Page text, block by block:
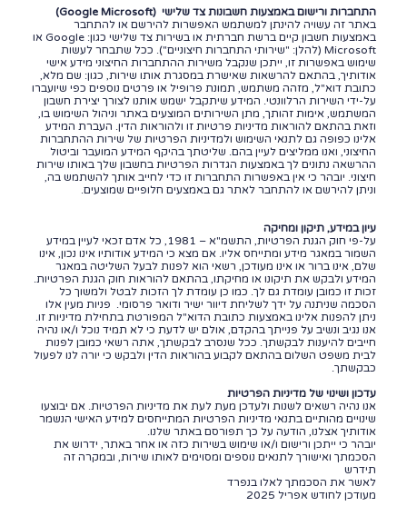
התחברות ורישום באמצעות חשבונות צד שלישי (Google Microsoft)
באתר זה עשויה להינתן למשתמש האפשרות להירשם או להתחבר
באמצעות חשבון קיים ברשת חברתית או בשירות צד שלישי כגון: Google או
Microsoft (להלן: "שירותי התחברות חיצוניים"). ככל שתבחר לעשות
שימוש באפשרות זו, ייתכן שנקבל משירות ההתחברות החיצוני מידע אישי
אודותיך, בהתאם להרשאות שאישרת במסגרת אותו שירות, כגון: שם מלא,
כתובת דוא"ל, מזהה משתמש, תמונת פרופיל או פרטים נוספים כפי שיועברו
על-ידי השירות הרלוונטי. המידע שיתקבל ישמש אותנו לצורך יצירת חשבון
המשתמש, אימות זהותך, מתן השירותים המוצעים באתר וניהול השימוש בו,
וזאת בהתאם להוראות מדיניות פרטיות זו ולהוראות הדין. העברת המידע
אלינו כפופה גם לתנאי השימוש ולמדיניות הפרטיות של שירות ההתחברות
החיצוני, ואנו ממליצים לעיין בהם. שליטתך בהיקף המידע המועבר וביטול
ההרשאה נתונים לך באמצעות הגדרות הפרטיות בחשבון שלך באותו שירות
חיצוני. יובהר כי אין באפשרות התחברות זו כדי לחייב אותך להשתמש בה,
וניתן להירשם או להתחבר לאתר גם באמצעים חלופיים שמוצעים.
עיון במידע, תיקון ומחיקה
על-פי חוק הגנת הפרטיות, התשמ"א – 1981, כל אדם זכאי לעיין במידע
השמור במאגר מידע ומתייחס אליו. אם מצא כי המידע אודותיו אינו נכון, אינו
שלם, אינו ברור או אינו מעודכן, רשאי הוא לפנות לבעל השליטה במאגר
המידע ולבקש את תיקונו או מחיקתו, בהתאם להוראות חוק הגנת הפרטיות.
זכות זו כמובן עומדת גם לך. כמו כן עומדת לך הזכות לבטל ולמשוך כל
הסכמה שניתנה על ידך לשליחת דיוור ישיר ודואר פרסומי. פניות מעין אלו
ניתן להפנות אלינו באמצעות כתובת הדוא"ל המפורטת בתחילת מדיניות זו.
אנו נגיב ונשיב על פנייתך בהקדם, אולם יש לדעת כי לא תמיד נוכל ו/או נהיה
חייבים להיענות לבקשתך. ככל שנסרב לבקשתך, אתה רשאי כמובן לפנות
לבית משפט השלום בהתאם לקבוע בהוראות הדין ולבקש כי יורה לנו לפעול
כבקשתך.
עדכון ושינוי של מדיניות הפרטיות
אנו נהיה רשאים לשנות ולעדכן מעת לעת את מדיניות הפרטיות. אם יבוצעו
שינויים מהותיים בתנאי מדיניות הפרטיות המתייחסים למידע האישי הנשמר
אודותיך אצלנו, הודעה על כך תפורסם באתר שלנו.
יובהר כי ייתכן ורישום ו/או שימוש בשירות כזה או אחר באתר, ידרוש את
הסכמתך ואישורך לתנאים נוספים ומסוימים לאותו שירות, ובמקרה זה
תידרש
לאשר את הסכמתך לאלו בנפרד
מעודכן לחודש אפריל 2025